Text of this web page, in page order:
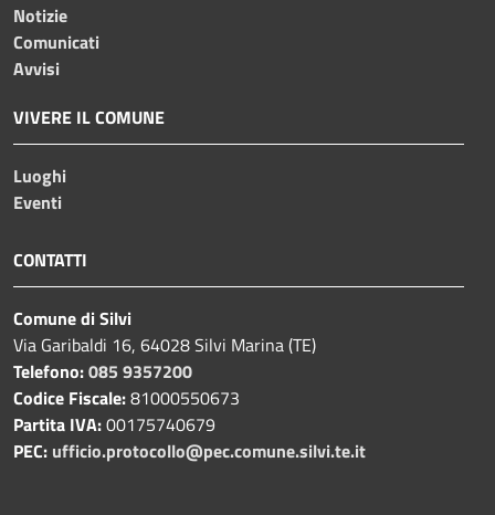
Notizie
Comunicati
Avvisi
VIVERE IL COMUNE
Luoghi
Eventi
CONTATTI
Comune di Silvi
Via Garibaldi 16, 64028 Silvi Marina (TE)
Telefono:085 9357200
Codice Fiscale:81000550673
Partita IVA:00175740679
PEC: ufficio.protocollo@pec.comune.silvi.te.it